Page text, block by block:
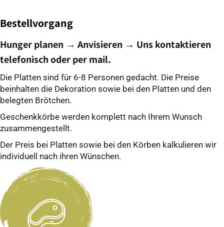
Bestellvorgang
Hunger planen → Anvisieren → Uns kontaktieren
telefonisch oder per mail.
Die Platten sind für 6-8 Personen gedacht. Die Preise
beinhalten die Dekoration sowie bei den Platten und den
belegten Brötchen.
Geschenkkörbe werden komplett nach Ihrem Wunsch
zusammengestellt.
Der Preis bei Platten sowie bei den Körben kalkulieren wir
individuell nach ihren Wünschen.